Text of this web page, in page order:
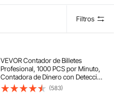
Filtros
VEVOR Contador de Billetes
Profesional, 1000 PCS por Minuto,
Contadora de Dinero con Detección
de Falsos UV/MG/IR/DD, Máquina
(583)